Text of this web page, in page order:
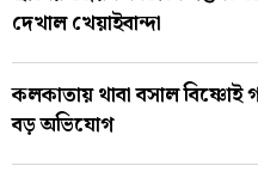
দেখাল খেয়াইবান্দা
কলকাতায় থাবা বসাল বিষ্ণোই
বড় অভিযোগ